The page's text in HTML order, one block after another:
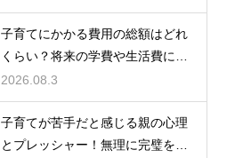
するための計画術
子育てにかかる費用の総額はどれ
くらい？将来の学費や生活費に備
えて今から計画的に貯金をして教
育資金を準備する術
2026.08.3
子育てが苦手だと感じる親の心理
とプレッシャー！無理に完璧を目